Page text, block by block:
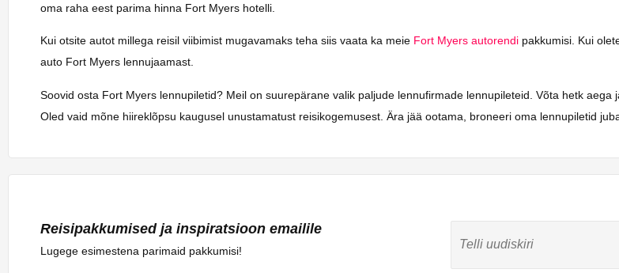
oma raha eest parima hinna Fort Myers hotelli.
Kui otsite autot millega reisil viibimist mugavamaks teha siis vaata ka meie Fort Myers autorendi pakkumisi. Kui
auto Fort Myers lennujaamast.
Soovid osta Fort Myers lennupiletid? Meil on suurepärane valik paljude lennufirmade lennupileteid. Võta hetk aega
Oled vaid mõne hiireklõpsu kaugusel unustamatust reisikogemusest. Ära jää ootama, broneeri oma lennupiletid
Reisipakkumised ja inspiratsioon emailile
Lugege esimestena parimaid pakkumisi!